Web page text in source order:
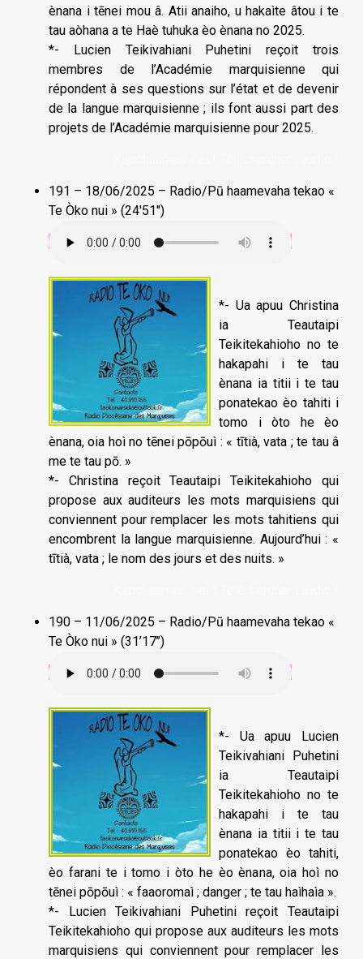
ènana i tēnei mou â. Atii anaiho, u hakaìte âtou i te
tau aòhana a te Haè tuhuka èo ènana no 2025.
*- Lucien Teikivahiani Puhetini reçoit trois
membres de l’Académie marquisienne qui
répondent à ses questions sur l’état et de devenir
de la langue marquisienne ; ils font aussi part des
projets de l’Académie marquisienne pour 2025.
191 – 18/06/2025 – Radio/Pū haamevaha tekao «
Te Òko nui » (24'51'')
*- Ua apuu Christina
ia Teautaipi
Teikitekahioho no te
hakapahi i te tau
ènana ia titii i te tau
ponatekao èo tahiti i
tomo i òto he èo
ènana, oia hoì no tēnei pōpōuì : « tītià, vata ; te tau â
me te tau pō. »
*- Christina reçoit Teautaipi Teikitekahioho qui
propose aux auditeurs les mots marquisiens qui
conviennent pour remplacer les mots tahitiens qui
encombrent la langue marquisienne. Aujourd’hui : «
tītià, vata ; le nom des jours et des nuits. »
190 – 11/06/2025 – Radio/Pū haamevaha tekao «
Te Òko nui » (31’17’’)
*- Ua apuu Lucien
Teikivahiani Puhetini
ia Teautaipi
Teikitekahioho no te
hakapahi i te tau
ènana ia titii i te tau
ponatekao èo tahiti,
èo farani te i tomo i òto he èo ènana, oia hoì no
tēnei pōpōuì : « faaoromaì ; danger ; te tau haìhaìa ».
*- Lucien Teikivahiani Puhetini reçoit Teautaipi
Teikitekahioho qui propose aux auditeurs les mots
marquisiens qui conviennent pour remplacer les